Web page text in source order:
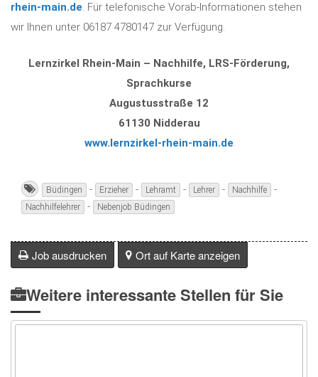
rhein-main.de. Für telefonische Vorab-Informationen stehen
wir Ihnen unter 06187 4780147 zur Verfügung.
Lernzirkel Rhein-Main – Nachhilfe, LRS-Förderung,
Sprachkurse
Augustusstraße 12
61130 Nidderau
www.lernzirkel-rhein-main.de
Büdingen - Erzieher - Lehramt - Lehrer - Nachhilfe -
Nachhilfelehrer - Nebenjob Büdingen
Job ausdrucken Ort auf Karte anzeigen
Weitere interessante Stellen für Sie